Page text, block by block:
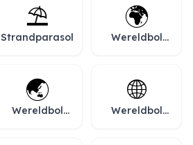
⛱️
Strandparasol
🌍
Wereldbol
🌏
Wereldbol
🌐
Wereldbol